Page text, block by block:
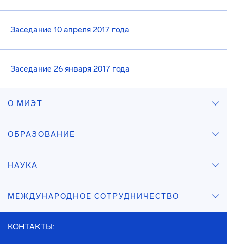
Заседание 10 апреля 2017 года
Заседание 26 января 2017 года
О МИЭТ
ОБРАЗОВАНИЕ
НАУКА
МЕЖДУНАРОДНОЕ СОТРУДНИЧЕСТВО
КОНТАКТЫ: